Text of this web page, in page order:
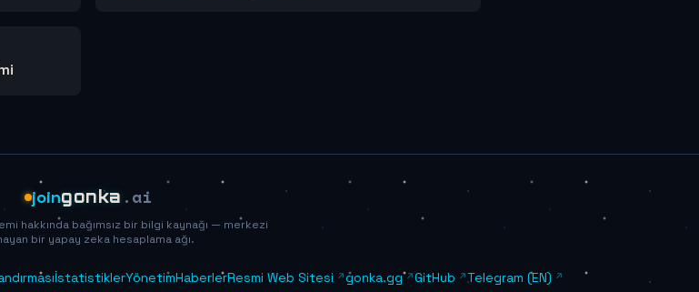
joingonka .ai
hakkında bağımsız bir bilgi kaynağı — merkezi
bir yapay zeka hesaplama ağı.
İstatistiklerYönetimHaberlerResmi Web Sitesi gonka.gg GitHub Telegram (EN)